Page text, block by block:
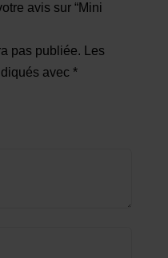
avis sur “Mini
pas publiée.
Les
avec *